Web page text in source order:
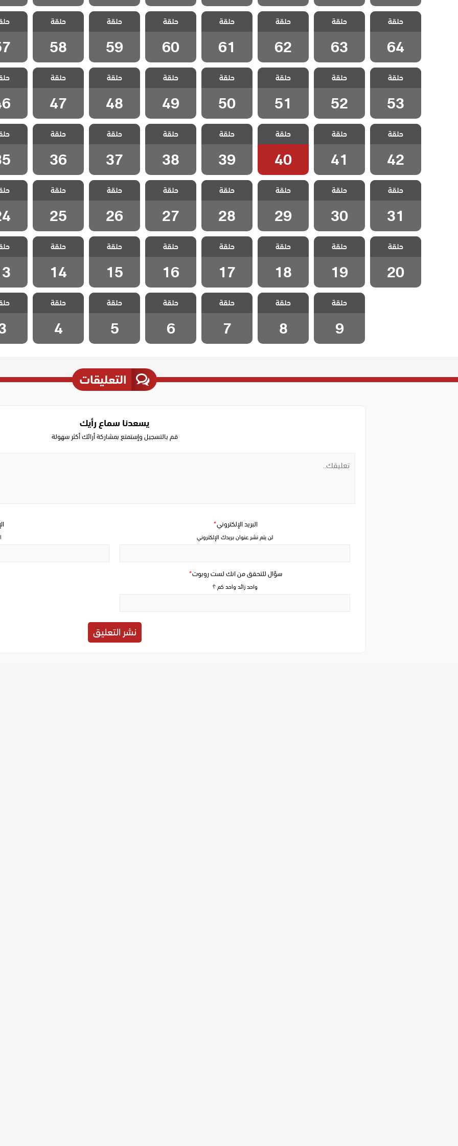
مسلسل هذا
العالم لا يسعني
مدبلج الحلقة 64
حلقة
64
مسلسل هذا
العالم لا يسعني
مدبلج الحلقة 63
حلقة
63
مسلسل هذا
العالم لا يسعني
مدبلج الحلقة 62
حلقة
62
مسلسل هذا
العالم لا يسعني
مدبلج الحلقة 61
حلقة
61
مسلسل هذا
العالم لا يسعني
مدبلج الحلقة 60
حلقة
60
مسلسل هذا
العالم لا يسعني
مدبلج الحلقة 59
حلقة
59
مسلسل هذا
العالم لا يسعني
مدبلج الحلقة 58
حلقة
58
العالم
مدبلج
مسلسل هذا
العالم لا يسعني
مدبلج الحلقة 53
حلقة
53
مسلسل هذا
العالم لا يسعني
مدبلج الحلقة 52
حلقة
52
مسلسل هذا
العالم لا يسعني
مدبلج الحلقة 51
حلقة
51
مسلسل هذا
العالم لا يسعني
مدبلج الحلقة 50
حلقة
50
مسلسل هذا
العالم لا يسعني
مدبلج الحلقة 49
حلقة
49
مسلسل هذا
العالم لا يسعني
مدبلج الحلقة 48
حلقة
48
مسلسل هذا
العالم لا يسعني
مدبلج الحلقة 47
حلقة
47
العالم
مدبلج
مسلسل هذا
العالم لا يسعني
مدبلج الحلقة 42
حلقة
42
مسلسل هذا
العالم لا يسعني
مدبلج الحلقة 41
حلقة
41
مسلسل هذا
العالم لا يسعني
مدبلج الحلقة 40
حلقة
40
مسلسل هذا
العالم لا يسعني
مدبلج الحلقة 39
حلقة
39
مسلسل هذا
العالم لا يسعني
مدبلج الحلقة 38
حلقة
38
مسلسل هذا
العالم لا يسعني
مدبلج الحلقة 37
حلقة
37
مسلسل هذا
العالم لا يسعني
مدبلج الحلقة 36
حلقة
36
العالم
مدبلج
مسلسل هذا
العالم لا يسعني
مدبلج الحلقة 31
حلقة
31
مسلسل هذا
العالم لا يسعني
مدبلج الحلقة 30
حلقة
30
مسلسل هذا
العالم لا يسعني
مدبلج الحلقة 29
حلقة
29
مسلسل هذا
العالم لا يسعني
مدبلج الحلقة 28
حلقة
28
مسلسل هذا
العالم لا يسعني
مدبلج الحلقة 27
حلقة
27
مسلسل هذا
العالم لا يسعني
مدبلج الحلقة 26
حلقة
26
مسلسل هذا
العالم لا يسعني
مدبلج الحلقة 25
حلقة
25
العالم
مدبلج
مسلسل هذا
العالم لا يسعني
مدبلج الحلقة 20
حلقة
20
مسلسل هذا
العالم لا يسعني
مدبلج الحلقة 19
حلقة
19
مسلسل هذا
العالم لا يسعني
مدبلج الحلقة 18
حلقة
18
مسلسل هذا
العالم لا يسعني
مدبلج الحلقة 17
حلقة
17
مسلسل هذا
العالم لا يسعني
مدبلج الحلقة 16
حلقة
16
مسلسل هذا
العالم لا يسعني
مدبلج الحلقة 15
حلقة
15
مسلسل هذا
العالم لا يسعني
مدبلج الحلقة 14
حلقة
14
العالم
مدبلج
مسلسل هذا
العالم لا يسعني
مدبلج الحلقة 9
حلقة
9
مسلسل هذا
العالم لا يسعني
مدبلج الحلقة 8
حلقة
8
مسلسل هذا
العالم لا يسعني
مدبلج الحلقة 7
حلقة
7
مسلسل هذا
العالم لا يسعني
مدبلج الحلقة 6
حلقة
6
مسلسل هذا
العالم لا يسعني
مدبلج الحلقة 5
حلقة
5
مسلسل هذا
العالم لا يسعني
مدبلج الحلقة 4
حلقة
4
العالم
مدبلج
التعليقات
يسعدنا سماع رأيك
قم بالتسجيل وإستمتع بمشاركة أرائك أكثر سهولة
سؤال للتحقق من انك لست روبوت*
واحد زائد واحد كم ؟
البريد الإلكتروني*
لن يتم نشر عنوان بريدك الإلكتروني